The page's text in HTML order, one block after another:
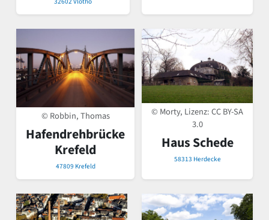
© Robbin, Thomas
Hafendrehbrücke
Krefeld
47809 Krefeld
© Morty, Lizenz:CC BY-SA
3.0
Haus Schede
58313 Herdecke